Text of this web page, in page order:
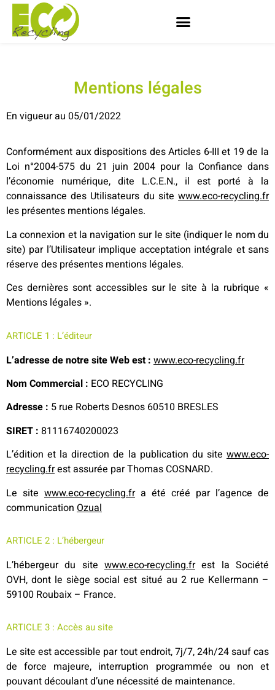
Mentions légales
En vigueur au 05/01/2022
Conformément aux dispositions des Articles 6-III et 19 de la
Loi n°2004-575 du 21 juin 2004 pour la Confiance dans
l’économie numérique, dite L.C.E.N., il est porté à la
connaissance des Utilisateurs du site www.eco-recycling.fr
les présentes mentions légales.
La connexion et la navigation sur le site (indiquer le nom du
site) par l’Utilisateur implique acceptation intégrale et sans
réserve des présentes mentions légales.
Ces dernières sont accessibles sur le site à la rubrique «
Mentions légales ».
ARTICLE 1 : L’éditeur
L’adresse de notre site Web est : www.eco-recycling.fr
Nom Commercial : ECO RECYCLING
Adresse : 5 rue Roberts Desnos 60510 BRESLES
SIRET : 81116740200023
L’édition et la direction de la publication du site www.eco-
recycling.frest assurée par Thomas COSNARD.
Le site www.eco-recycling.fra été créé par l’agence de
communication Ozual
ARTICLE 2 : L’hébergeur
L’hébergeur du site www.eco-recycling.frest la Société
OVH, dont le siège social est situé au 2 rue Kellermann –
59100 Roubaix – France.
ARTICLE 3 : Accès au site
Le site est accessible par tout endroit, 7j/7, 24h/24 sauf cas
de force majeure, interruption programmée ou non et
pouvant découlant d’une nécessité de maintenance.